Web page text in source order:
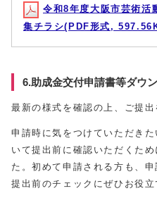
令和8年度大阪市芸術活
集チラシ(PDF形式,
6.助成金交付申請書等ダウ
最新の様式を確認の上、ご提出
申請時に気をつけていただき
いて提出前に確認いただくた
た。初めて申請される方も、
提出前のチェックにぜひお役立